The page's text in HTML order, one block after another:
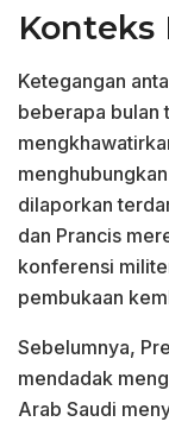
Konteks
Ketegangan
beberapa bulan
dilaporkan
dan Prancis
konferensi
pembukaan
Sebelumnya,
mendadak
Arab Saudi